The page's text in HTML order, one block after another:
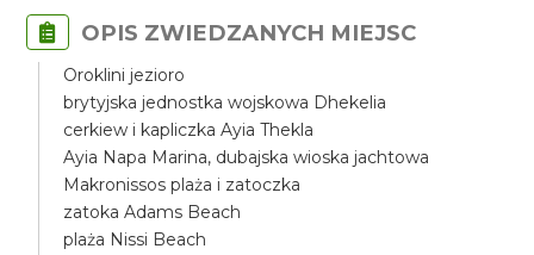
OPIS ZWIEDZANYCH MIEJSC
Oroklini jezioro
brytyjska jednostka wojskowa Dhekelia
cerkiew i kapliczka Ayia Thekla
Ayia Napa Marina, dubajska wioska jachtowa
Makronissos plaża i zatoczka
zatoka Adams Beach
plaża Nissi Beach